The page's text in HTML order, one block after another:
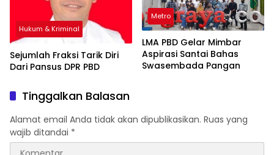
Hukum & Kriminal
Sejumlah Fraksi Tarik Diri
Dari Pansus DPR PBD
Metro
LMA PBD Gelar Mimbar
Aspirasi Santai Bahas
Swasembada Pangan
Tinggalkan Balasan
Alamat email Anda tidak akan dipublikasikan. Ruas yang
wajib ditandai *